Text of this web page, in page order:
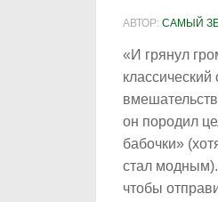
АВТОР: САМЫЙ
«И грянул
он породил
бабочки»
стал
чтобы